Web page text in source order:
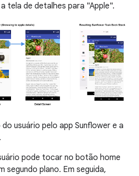
tela de detalhes para "Apple".
usuário pelo app Sunflower e a
pode tocar no botão home
segundo plano. Em seguida,